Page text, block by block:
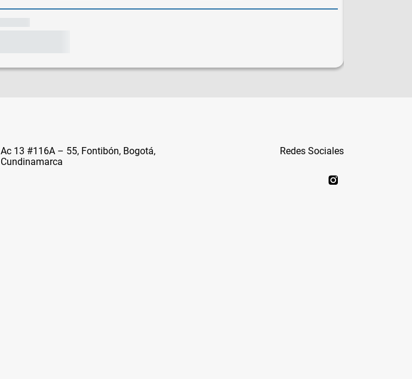
Ac 13 #116A – 55, Fontibón, Bogotá,
Cundinamarca
Redes Sociales